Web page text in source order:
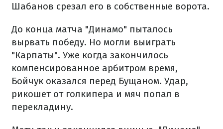
Шабанов срезал его в собственные ворота.
До конца матча "Динамо" пыталось
вырвать победу. Но могли выиграть
"Карпаты". Уже когда закончилось
компенсированное арбитром время,
Бойчук оказался перед Бущаном. Удар,
рикошет от голкипера и мяч попал в
перекладину.